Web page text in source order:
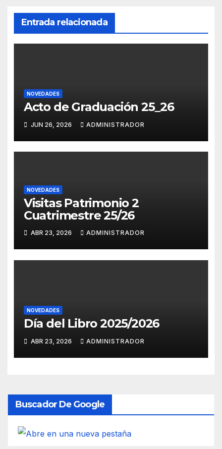
Entrada relacionada
NOVEDADES
Acto de Graduación 25_26
JUN 26, 2026 ADMINISTRADOR
NOVEDADES
Visitas Patrimonio 2
Cuatrimestre 25/26
ABR 23, 2026 ADMINISTRADOR
NOVEDADES
Día del Libro 2025/2026
ABR 23, 2026 ADMINISTRADOR
Buscador De Google